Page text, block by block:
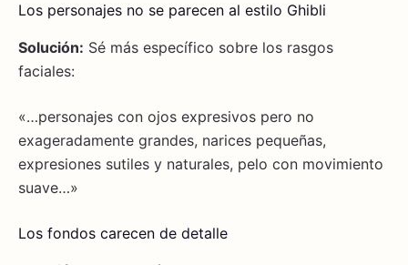
Los personajes no se parecen al estilo Ghibli
Solución: Sé más específico sobre los rasgos
faciales:
«…personajes con ojos expresivos pero no
exageradamente grandes, narices pequeñas,
expresiones sutiles y naturales, pelo con movimiento
suave…»
Los fondos carecen de detalle